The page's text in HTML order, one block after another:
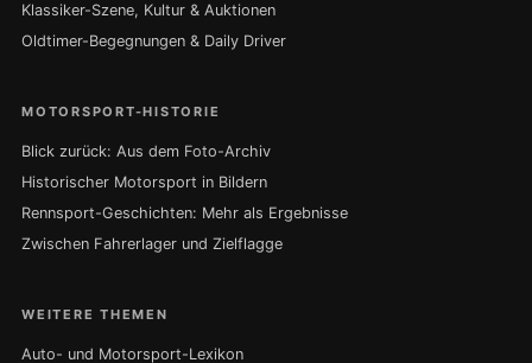
Klassiker-Szene, Kultur & Auktionen
Oldtimer-Begegnungen & Daily Driver
MOTORSPORT-HISTORIE
Blick zurück: Aus dem Foto-Archiv
Historischer Motorsport in Bildern
Rennsport-Geschichten: Mehr als Ergebnisse
Zwischen Fahrerlager und Zielflagge
WEITERE THEMEN
Auto- und Motorsport-Lexikon